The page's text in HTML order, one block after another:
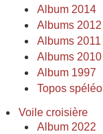
Album 2014
Albums 2012
Albums 2011
Albums 2010
Album 1997
Topos spéléo
Voile croisière
Album 2022